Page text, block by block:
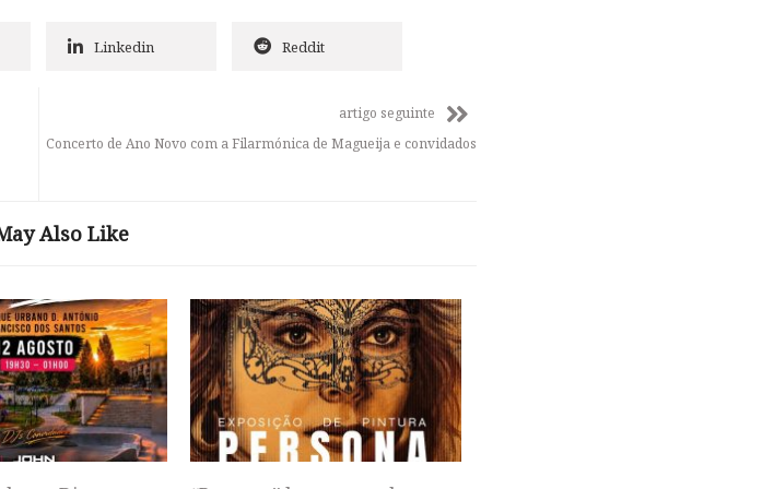
Linkedin Reddit
artigo seguinte
Concerto de Ano Novo com a Filarmónica de Magueija e convidados
Also Like